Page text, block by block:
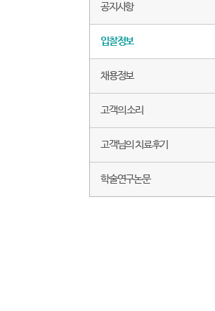
공지사항
입찰정보
채용정보
고객의 소리
고객님의 치료후기
학술연구논문